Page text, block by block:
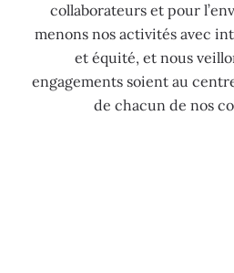
collaborateurs et pour
menons nos activités avec
et équité, et nous
engagements soient au
de chacun de nos